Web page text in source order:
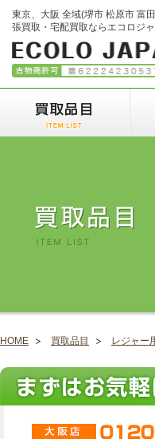
東京、大阪 全域(堺市 松原市 富
張買取・宅配買取ならエコロジ
HOME 買取品目 レジャー